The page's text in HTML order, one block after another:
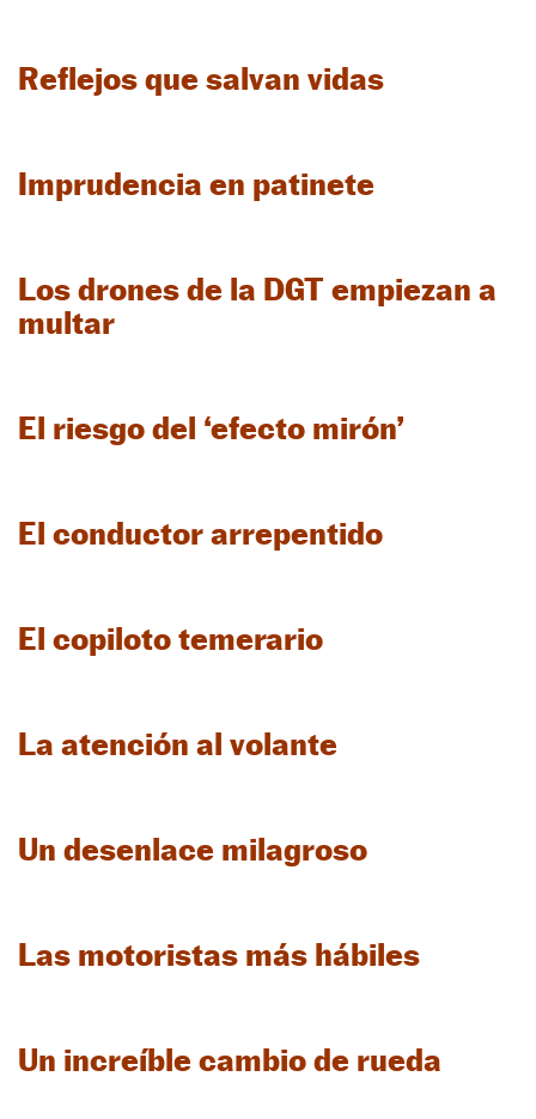
Reflejos que salvan vidas
Imprudencia en patinete
Los drones de la DGT empiezan a
multar
El riesgo del ‘efecto mirón’
El conductor arrepentido
El copiloto temerario
La atención al volante
Un desenlace milagroso
Las motoristas más hábiles
Un increíble cambio de rueda